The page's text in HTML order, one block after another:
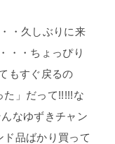
・久しぶりに来
・・ちょっぴり
もすぐ戻るの
た」だって!!!!!な
なゆずきチャン
品ばかり買って